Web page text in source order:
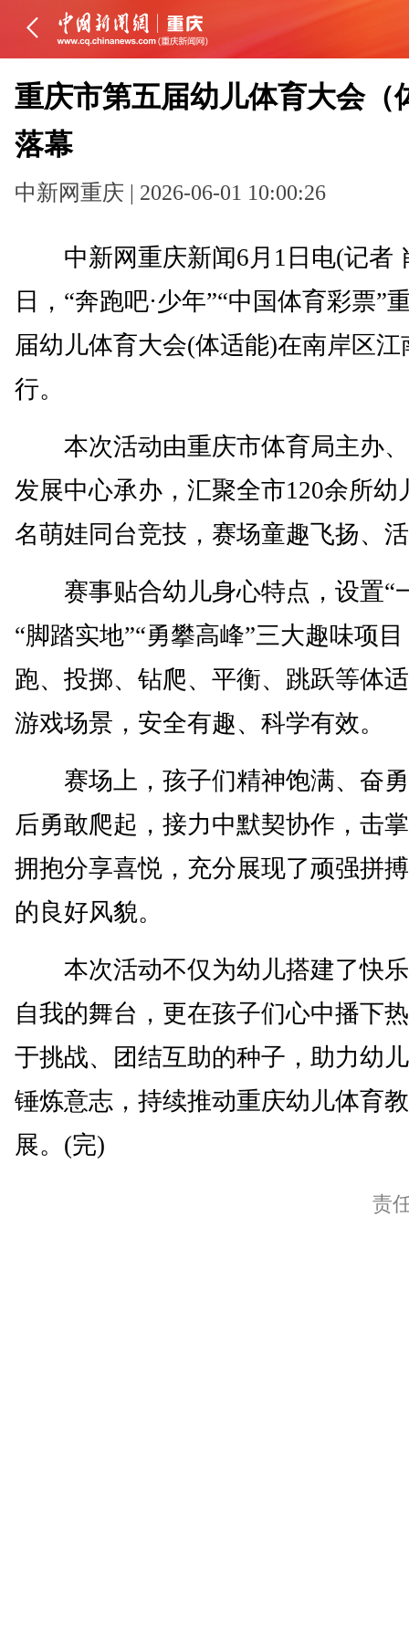
重庆市第五届幼儿体育大会（
落幕
中新网重庆 | 2026-06-01 10:00:26
中新网重庆新闻6月1日电(记者
日，“奔跑吧·少年”“中国体育彩票”
届幼儿体育大会(体适能)在南岸区
行。
本次活动由重庆市体育局主办、
发展中心承办，汇聚全市120余所幼
名萌娃同台竞技，赛场童趣飞扬、
赛事贴合幼儿身心特点，设置“
“脚踏实地”“勇攀高峰”三大趣味项
跑、投掷、钻爬、平衡、跳跃等体
游戏场景，安全有趣、科学有效。
赛场上，孩子们精神饱满、奋勇
后勇敢爬起，接力中默契协作，击
拥抱分享喜悦，充分展现了顽强拼
的良好风貌。
本次活动不仅为幼儿搭建了快乐
自我的舞台，更在孩子们心中播下
于挑战、团结互助的种子，助力幼
锤炼意志，持续推动重庆幼儿体育
展。(完)
责